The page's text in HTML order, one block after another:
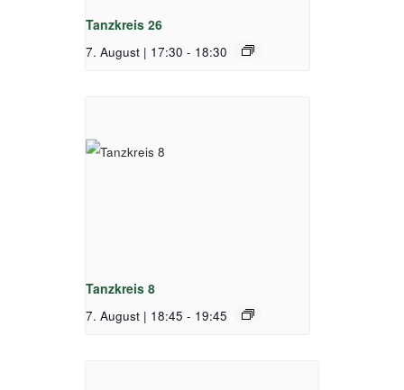
Tanzkreis 26
7. August | 17:30 - 18:30
Tanzkreis 8
7. August | 18:45 - 19:45